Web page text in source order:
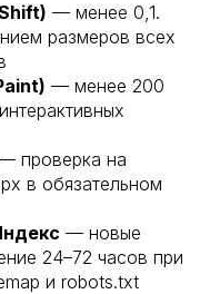
— менее 0,1.
размеров всех
— менее 200
проверка на
в обязательном
— новые
24–72 часов при
и robots.txt